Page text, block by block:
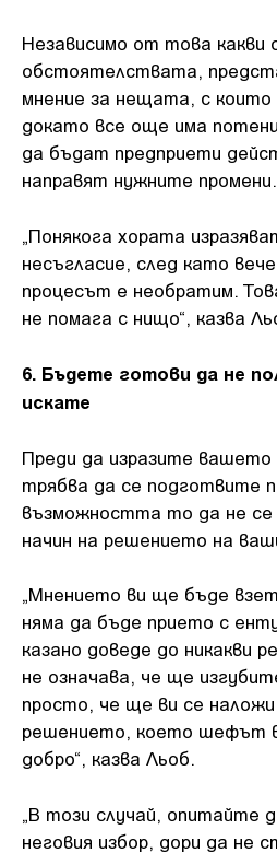
Независимо от това какви
обстоятелствата,
мнение за нещата, с които
докато все още има
да бъдат предприети
направят нужните промени.
„Понякога хората
несъгласие, след като
процесът е необратим.
не помага с нищо“, казва
6. Бъдете готови да не
искате
Преди да изразите вашето
трябва да се подготвите
възможността то да не се
начин на решението на
„Мнението ви ще бъде
няма да бъде прието с
казано доведе до никакви
не означава, че ще
просто, че ще ви се
решението, което шефът
добро“, казва Льоб.
„В този случай, опитайте
неговия избор, дори да не